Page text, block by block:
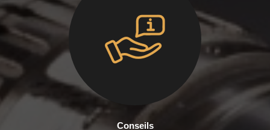
Conseils